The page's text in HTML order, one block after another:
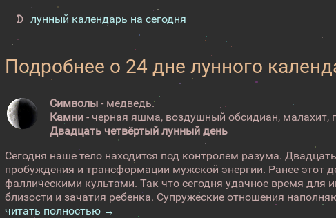
лунный календарь на сегодня
Подробнее о 24 дне лунного
Символы - медведь.
Камни - черная яшма, воздушный обсидиан, малахит,
Двадцать четвёртый лунный день
Сегодня наше тело находится под контролем разума.
пробуждения и трансформации мужской энергии. Ранее этот
фаллическими культами. Так что сегодня удачное время для
близости и зачатия ребенка. Супружеские отношения
читать полностью →